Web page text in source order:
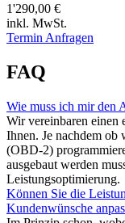
1'290,00 €
inkl. MwSt.
Termin Anfragen
FAQ
Wie muss ich mir den
Wir vereinbaren einen
Ihnen. Je nachdem ob
(OBD-2)
ausgebaut werden
Leistungsoptimierung.
Können Sie die
Kundenwünsche